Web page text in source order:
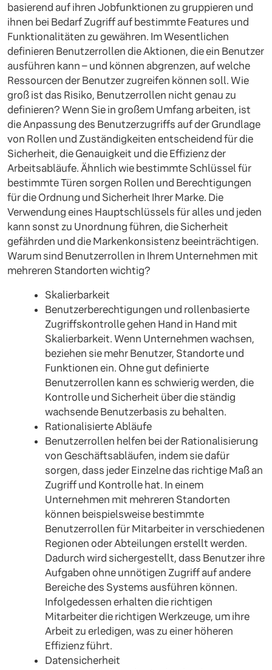
basierend auf ihren Jobfunktionen zu gruppieren und
ihnen bei Bedarf Zugriff auf bestimmte Features und
Funktionalitäten zu gewähren. Im Wesentlichen
definieren Benutzerrollen die Aktionen, die ein Benutzer
ausführen kann – und können abgrenzen, auf welche
Ressourcen der Benutzer zugreifen können soll. Wie
groß ist das Risiko, Benutzerrollen nicht genau zu
definieren? Wenn Sie in großem Umfang arbeiten, ist
die Anpassung des Benutzerzugriffs auf der Grundlage
von Rollen und Zuständigkeiten entscheidend für die
Sicherheit, die Genauigkeit und die Effizienz der
Arbeitsabläufe. Ähnlich wie bestimmte Schlüssel für
bestimmte Türen sorgen Rollen und Berechtigungen
für die Ordnung und Sicherheit Ihrer Marke. Die
Verwendung eines Hauptschlüssels für alles und jeden
kann sonst zu Unordnung führen, die Sicherheit
gefährden und die Markenkonsistenz beeinträchtigen.
Warum sind Benutzerrollen in Ihrem Unternehmen mit
mehreren Standorten wichtig?
Skalierbarkeit
Benutzerberechtigungen und rollenbasierte
Zugriffskontrolle gehen Hand in Hand mit
Skalierbarkeit. Wenn Unternehmen wachsen,
beziehen sie mehr Benutzer, Standorte und
Funktionen ein. Ohne gut definierte
Benutzerrollen kann es schwierig werden, die
Kontrolle und Sicherheit über die ständig
wachsende Benutzerbasis zu behalten.
Rationalisierte Abläufe
Benutzerrollen helfen bei der Rationalisierung
von Geschäftsabläufen, indem sie dafür
sorgen, dass jeder Einzelne das richtige Maß an
Zugriff und Kontrolle hat. In einem
Unternehmen mit mehreren Standorten
können beispielsweise bestimmte
Benutzerrollen für Mitarbeiter in verschiedenen
Regionen oder Abteilungen erstellt werden.
Dadurch wird sichergestellt, dass Benutzer ihre
Aufgaben ohne unnötigen Zugriff auf andere
Bereiche des Systems ausführen können.
Infolgedessen erhalten die richtigen
Mitarbeiter die richtigen Werkzeuge, um ihre
Arbeit zu erledigen, was zu einer höheren
Effizienz führt.
Datensicherheit